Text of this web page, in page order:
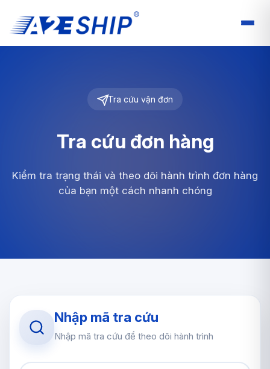
Tra cứu vận đơn
Tra cứu đơn hàng
Kiểm tra trạng thái và theo dõi hành trình đơn hàng
của bạn một cách nhanh chóng
Nhập mã tra cứu
Nhập mã tra cứu để theo dõi hành trình